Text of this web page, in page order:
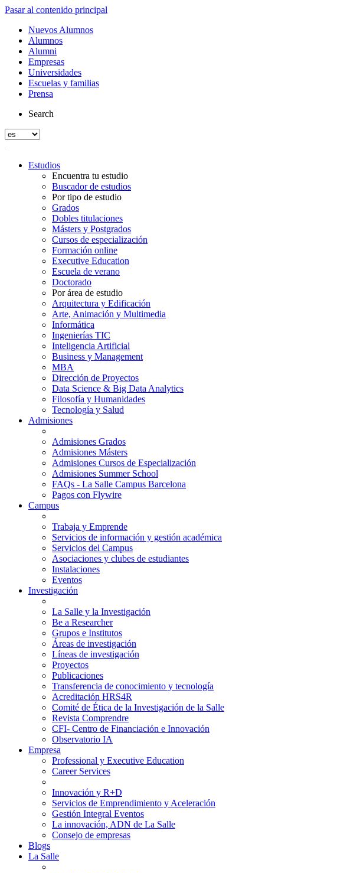
Pasar al contenido principal
Nuevos Alumnos
Alumnos
Alumni
Empresas
Universidades
Escuelas y familias
Prensa
Search
Estudios
Encuentra tu estudio
Buscador de estudios
Por tipo de estudio
Grados
Dobles titulaciones
Másters y Postgrados
Cursos de especialización
Formación online
Executive Education
Escuela de verano
Doctorado
Por área de estudio
Arquitectura y Edificación
Arte, Animación y Multimedia
Informática
Ingenierías TIC
Inteligencia Artificial
Business y Management
MBA
Dirección de Proyectos
Data Science & Big Data Analytics
Filosofía y Humanidades
Tecnología y Salud
Admisiones
Admisiones Grados
Admisiones Másters
Admisiones Cursos de Especialización
Admisiones Summer School
FAQs - La Salle Campus Barcelona
Pagos con Flywire
Campus
Trabaja y Emprende
Servicios de información y gestión académica
Servicios del Campus
Asociaciones y clubes de estudiantes
Instalaciones
Eventos
Investigación
La Salle y la Investigación
Be a Researcher
Grupos e Institutos
Áreas de investigación
Líneas de investigación
Proyectos
Publicaciones
Transferencia de conocimiento y tecnología
Acreditación HRS4R
Comité de Ética de la Investigación de la Salle
Revista Comprendre
CFI- Centro de Financiación e Innovación
Observatorio IA
Empresa
Professional y Executive Education
Career Services
Innovación y R+D
Servicios de Emprendimiento y Aceleración
Gestión Integral Eventos
La innovación, ADN de La Salle
Consejo de empresas
Blogs
La Salle